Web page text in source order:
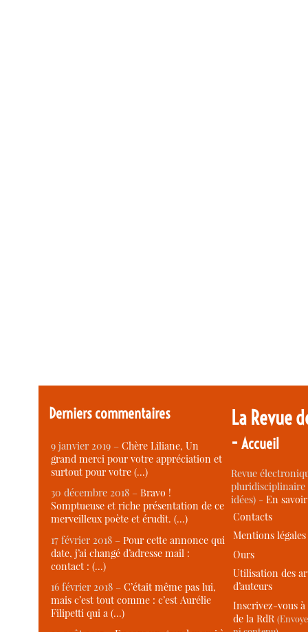
Derniers commentaires
9 janvier 2019 –Chère Liliane, Un
grand merci pour votre appréciation et
surtout pour votre (…)
30 décembre 2018 –Bravo !
Somptueuse et riche présentation de ce
merveilleux poète et érudit. (…)
17 février 2018 –Pour cette annonce qui
date, j’ai changé d’adresse mail :
contact : (…)
16 février 2018 –C’était même pas lui,
mais c’est tout comme : c’est Aurélie
Filipetti qui a (…)
La Revue
-Accueil
Revue
idées) -En
Contacts
Mentions légales
Ours
Utilisation des
d’auteurs
Inscrivez-vous
de la RdR